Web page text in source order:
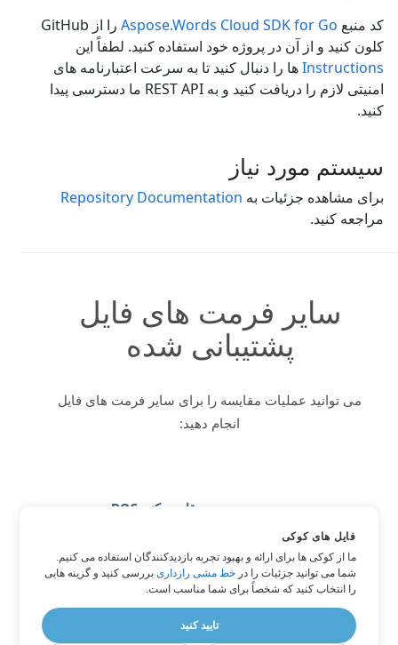
کد منبع Aspose.Words Cloud SDK for Go
را از GitHub
کلون کنید و از آن در پروژه خود استفاده کنید. لطفاً این
Instructionsها را دنبال کنید تا به سرعت اعتبارنامه های
امنیتی لازم را دریافت کنید و به REST API ما دسترسی پیدا
کنید.
سیستم مورد نیاز
برای مشاهده جزئیات به Repository Documentation
مراجعه کنید.
سایر فرمت های فایل
پشتیبانی شده
می توانید عملیات مقایسه را برای سایر فرمت های فایل
انجام دهید:
مقایسه کنید DOC
مقایسه کنید HTML
مقایسه کنید PDF
مقایسه کنید WORD
فایل های کوکی
ما از کوکی ها برای ارائه و بهبود تجربه بازدیدکنندگان استفاده می کنیم.
شما می توانید جزئیات را درخط مشی رازداری بررسی کنید و گزینه هایی
را انتخاب کنید که شخصاً برای شما مناسب است.
تایید کنید